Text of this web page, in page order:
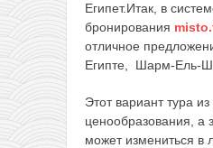
Египет.Итак, в
бронирования
отличное
Египте, Шарм-Ель-
Этот вариант тура
ценообразования, а
может измениться в